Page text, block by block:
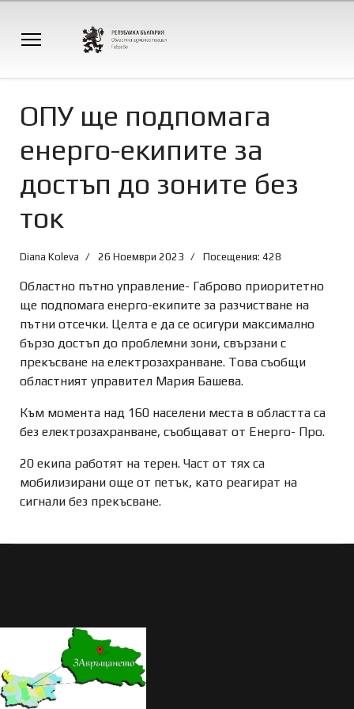
ОПУ ще подпомага
енерго-екипите за
достъп до зоните без
ток
Diana Koleva 26 Ноември 2023 Посещения: 428
Областно пътно управление- Габрово приоритетно
ще подпомага енерго-екипите за разчистване на
пътни отсечки. Целта е да се осигури максимално
бързо достъп до проблемни зони, свързани с
прекъсване на електрозахранване. Това съобщи
областният управител Мария Башева.
Към момента над 160 населени места в областта са
без електрозахранване, съобщават от Енерго- Про.
20 екипа работят на терен. Част от тях са
мобилизирани още от петък, като реагират на
сигнали без прекъсване.